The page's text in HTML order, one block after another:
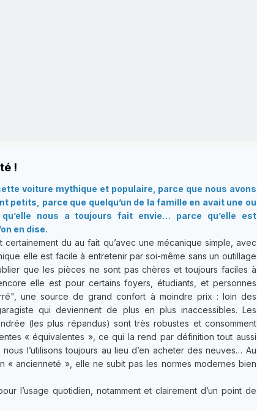
!
voiture mythique et populaire, parce que nous avons
petits, parce que quelqu’un de la famille en avait une ou
nous a toujours fait envie… parce qu’elle est
en dise.
certainement du au fait qu’avec une mécanique simple, avec
elle est facile à entretenir par soi-même sans un outillage
que les pièces ne sont pas chères et toujours faciles à
elle est pour certains foyers, étudiants, et personnes
une source de grand confort à moindre prix : loin des
qui deviennent de plus en plus inaccessibles. Les
(les plus répandus) sont très robustes et consomment
« équivalentes », ce qui la rend par définition tout aussi
l’utilisons toujours au lieu d’en acheter des neuves… Au
ancienneté », elle ne subit pas les normes modernes bien
l’usage quotidien, notamment et clairement d’un point de